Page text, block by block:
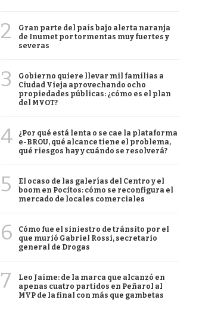
2
Gran parte del país bajo alerta naranja
de Inumet por tormentas muy fuertes y
severas
3
Gobierno quiere llevar mil familias a
Ciudad Vieja aprovechando ocho
propiedades públicas: ¿cómo es el plan
del MVOT?
4
¿Por qué está lenta o se cae la plataforma
e-BROU, qué alcance tiene el problema,
qué riesgos hay y cuándo se resolverá?
5
El ocaso de las galerías del Centro y el
boom en Pocitos: cómo se reconfigura el
mercado de locales comerciales
6
Cómo fue el siniestro de tránsito por el
que murió Gabriel Rossi, secretario
general de Drogas
7
Leo Jaime: de la marca que alcanzó en
apenas cuatro partidos en Peñarol al
MVP de la final con más que gambetas